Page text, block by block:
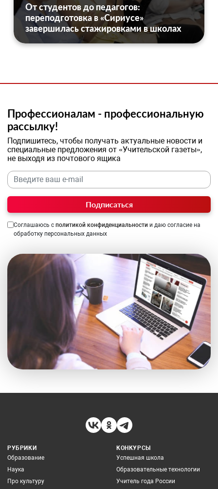
От студентов до педагогов:
переподготовка в «Сириусе»
завершилась стажировками в школах
Профессионалам - профессиональную
рассылку!
Подпишитесь, чтобы получать актуальные новости и
специальные предложения от «Учительской газеты»,
не выходя из почтового ящика
Подписаться
Соглашаюсь с политикой конфиденциальности и даю согласие на
обработку персональных данных
РУБРИКИ
Образование
Наука
Про культуру
КОНКУРСЫ
Успешная школа
Образовательные технологии
Учитель года России